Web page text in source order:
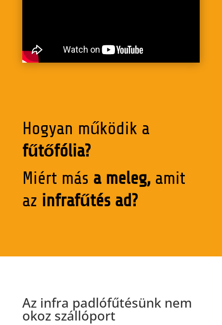
Hogyan működik a
fűtőfólia?
Miért más a meleg, amit
az infrafűtés ad?
Az infra padlófűtésünk nem
okoz szállóport